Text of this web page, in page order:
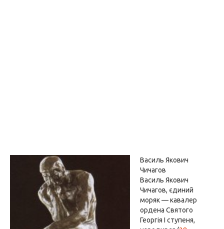
Василь Якович
Чичагов
Василь Якович
Чичагов, єдиний
моряк — кавалер
ордена Святого
Георгія I ступеня,